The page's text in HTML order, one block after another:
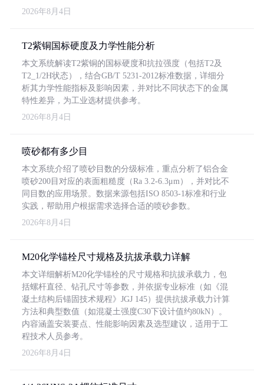
2026年8月4日
T2紫铜国标硬度及力学性能分析
本文系统解读T2紫铜的国标硬度和抗拉强度（包括T2及
T2_1/2H状态），结合GB/T 5231-2012标准数据，详细分
析其力学性能指标及影响因素，并对比不同状态下的金属
特性差异，为工业选材提供参考。
2026年8月4日
喷砂都有多少目
本文系统介绍了喷砂目数的分级标准，重点分析了铝合金
喷砂200目对应的表面粗糙度（Ra 3.2-6.3μm），并对比不
同目数的应用场景。数据来源包括ISO 8503-1标准和行业
实践，帮助用户根据需求选择合适的喷砂参数。
2026年8月4日
M20化学锚栓尺寸规格及抗拔承载力详解
本文详细解析M20化学锚栓的尺寸规格和抗拔承载力，包
括螺杆直径、钻孔尺寸等参数，并依据专业标准（如《混
凝土结构后锚固技术规程》JGJ 145）提供抗拔承载力计算
方法和典型数值（如混凝土强度C30下设计值约80kN）。
内容涵盖安装要点、性能影响因素及选型建议，适用于工
程技术人员参考。
2026年8月4日